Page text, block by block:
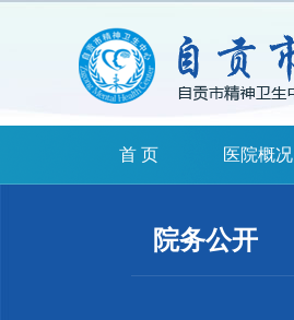
首 页 医院概况
院务公开